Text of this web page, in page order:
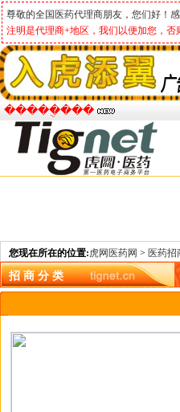
尊敬的全国医药代理商朋友，您们好！
注明是代理商+地区，我们以便加您，否
�����ֻ���
您现在所在的位置:虎网医药网 > 医药招
招 商 分 类